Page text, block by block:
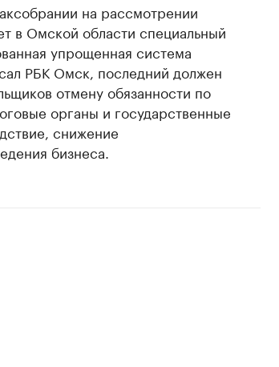
на рассмотрении
в Омской области специальный
упрощенная система
РБК Омск, последний должен
отмену обязанности по
органы и государственные
снижение
бизнеса.